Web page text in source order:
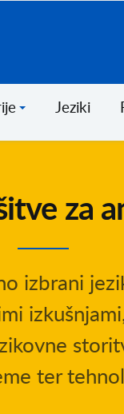
Jeziki
za
izbrani
ter